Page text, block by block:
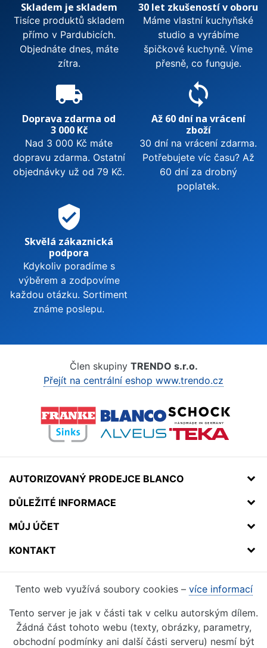
Skladem je skladem
Tisíce produktů skladem
přímo v Pardubicích.
Objednáte dnes, máte
zítra.
30 let zkušeností v oboru
Máme vlastní kuchyňské
studio a vyrábíme
špičkové kuchyně. Víme
přesně, co funguje.
local_shipping
Doprava zdarma od
3 000 Kč
Nad 3 000 Kč máte
dopravu zdarma. Ostatní
objednávky už od 79 Kč.
sync
Až 60 dní na vrácení
zboží
30 dní na vrácení zdarma.
Potřebujete víc času? Až
60 dní za drobný
poplatek.
verified_user
Skvělá zákaznická
podpora
Kdykoliv poradíme s
výběrem a zodpovíme
každou otázku. Sortiment
známe poslepu.
Člen skupiny TRENDO s.r.o.
Přejít na centrální eshop www.trendo.cz
AUTORIZOVANÝ PRODEJCE BLANCO
DŮLEŽITÉ INFORMACE
MŮJ ÚČET
KONTAKT
Tento web využívá soubory cookies – více informací
Tento server je jak v části tak v celku autorským dílem.
Žádná část tohoto webu (texty, obrázky, parametry,
obchodní podmínky ani další části serveru) nesmí být